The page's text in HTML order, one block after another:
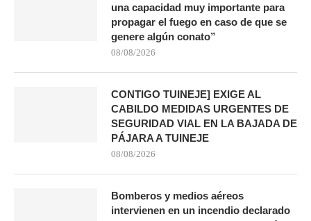
una capacidad muy importante para
propagar el fuego en caso de que se
genere algún conato”
08/08/2026
CONTIGO TUINEJE] EXIGE AL
CABILDO MEDIDAS URGENTES DE
SEGURIDAD VIAL EN LA BAJADA DE
PÁJARA A TUINEJE
08/08/2026
Bomberos y medios aéreos
intervienen en un incendio declarado